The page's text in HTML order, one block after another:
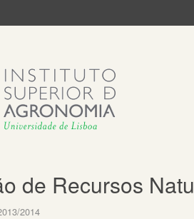
de Recursos
2014